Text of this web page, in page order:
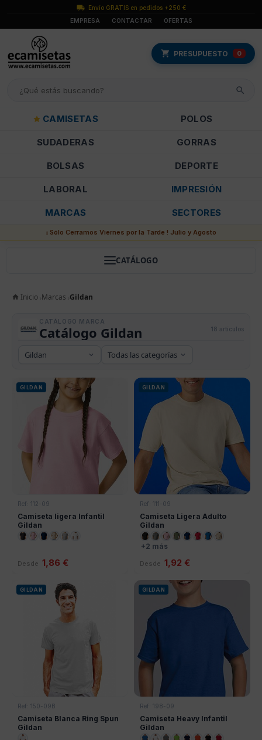
Envío GRATIS en pedidos +250 €
EMPRESA
CONTACTAR OFERTAS
PRESUPUESTO 0
CAMISETAS POLOS
SUDADERAS GORRAS
BOLSAS DEPORTE
LABORAL IMPRESIÓN
MARCAS SECTORES
¡ Sólo Cerramos Viernes por la Tarde ! Julio y Agosto
CATÁLOGO
Inicio Marcas Gildan
CATÁLOGO MARCA
Catálogo Gildan 18 artículos
GILDAN
Ref: 112-09
Camiseta ligera Infantil
Gildan
Desde 1,86 €
GILDAN
Ref: 111-09
Camiseta Ligera Adulto
Gildan
+2 más
Desde 1,92 €
GILDAN
Ref: 150-09B
Camiseta Blanca Ring Spun
Gildan
GILDAN
Ref: 198-09
Camiseta Heavy Infantil
Gildan